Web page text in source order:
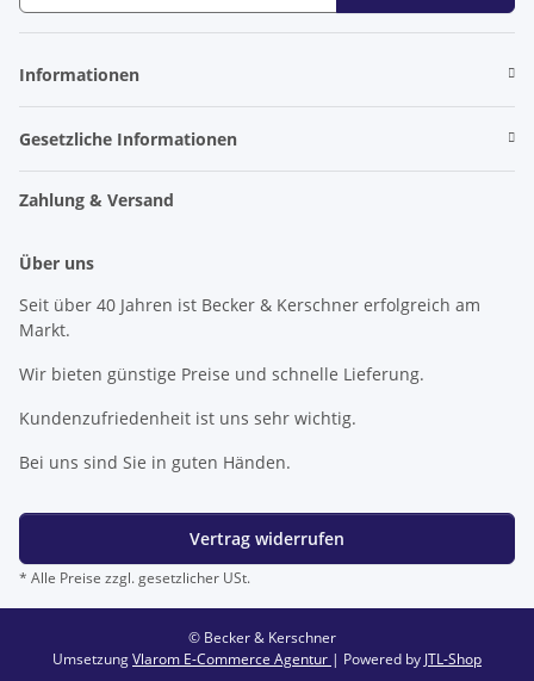
Informationen
Gesetzliche Informationen
Zahlung & Versand
Über uns
Seit über 40 Jahren ist Becker & Kerschner erfolgreich am
Markt.
Wir bieten günstige Preise und schnelle Lieferung.
Kundenzufriedenheit ist uns sehr wichtig.
Bei uns sind Sie in guten Händen.
Vertrag widerrufen
* Alle Preise zzgl. gesetzlicher USt.
© Becker & Kerschner
UmsetzungVlarom E-Commerce Agentur | Powered by JTL-Shop